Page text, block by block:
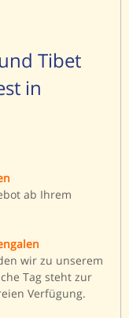
Tibet
in
ab Ihrem
wir zu unserem
Tag steht zur
Verfügung.